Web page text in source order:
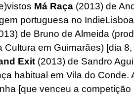
Má Raça (2013) de
portuguesa no
de Bruno de Almeida
Cultura em Guimarães) [dia
Exit (2013) de Sandro
habitual em Vila do Conde.
[que venceu a